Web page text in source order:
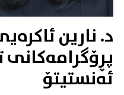
د. نارین
ئه‌نستیتۆ